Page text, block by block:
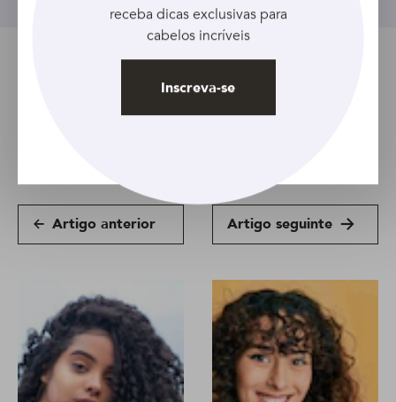
Tópicos relacionados
Cacheado Com quÃ­mica
Artigo anterior Artigo seguinte
receba dicas exclusivas para
cabelos incríveis
Inscreva-se